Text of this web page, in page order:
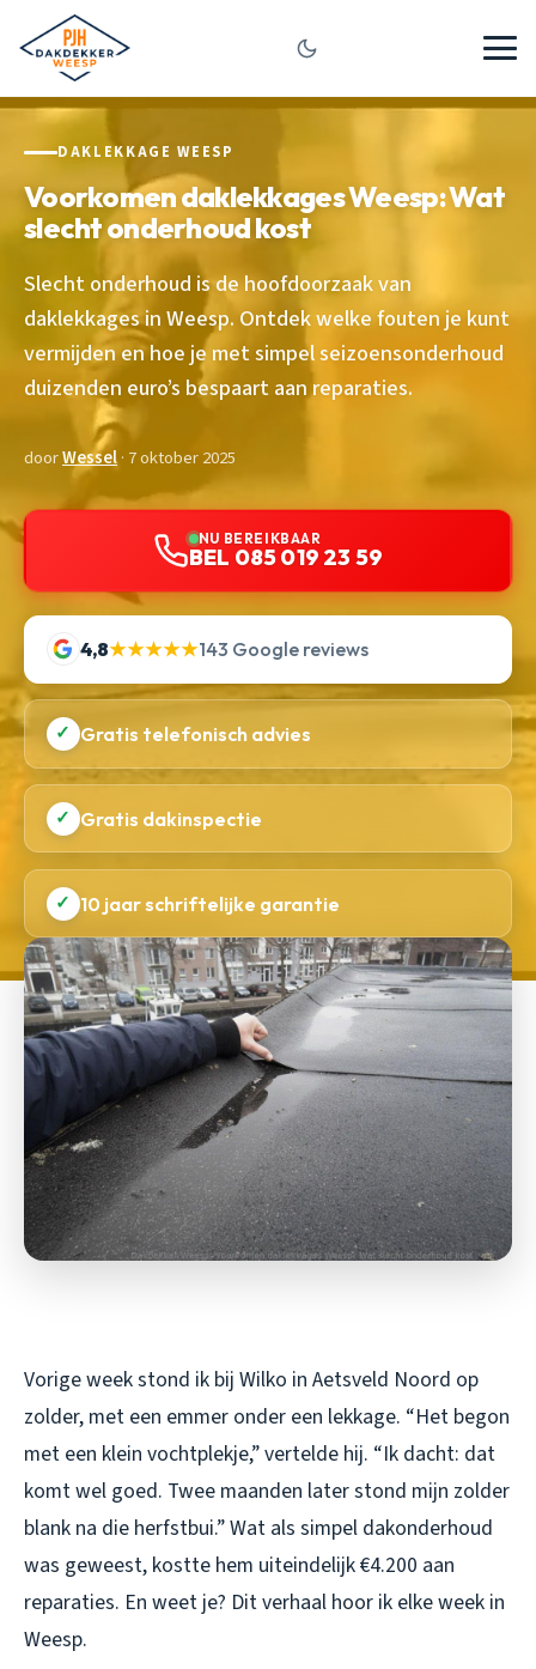
DAKLEKKAGE WEESP
Voorkomen daklekkages Weesp: Wat
slecht onderhoud kost
Slecht onderhoud is de hoofdoorzaak van
daklekkages in Weesp. Ontdek welke fouten je kunt
vermijden en hoe je met simpel seizoensonderhoud
duizenden euro’s bespaart aan reparaties.
doorWessel· 7 oktober 2025
NU BEREIKBAAR
BEL 085 019 23 59
4,8★★★★★143 Google reviews
✓ Gratis telefonisch advies
✓ Gratis dakinspectie
✓ 10 jaar schriftelijke garantie
Vorige week stond ik bij Wilko in Aetsveld Noord op
zolder, met een emmer onder een lekkage. “Het begon
met een klein vochtplekje,” vertelde hij. “Ik dacht: dat
komt wel goed. Twee maanden later stond mijn zolder
blank na die herfstbui.” Wat als simpel dakonderhoud
was geweest, kostte hem uiteindelijk €4.200 aan
reparaties. En weet je? Dit verhaal hoor ik elke week in
Weesp.